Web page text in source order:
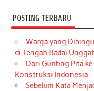
POSTING TERBARU
Warga yang
di Tengah Badai
Dari Gunting Pita
Konstruksi Indonesia
Sebelum Kata